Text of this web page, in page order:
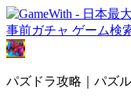
事前ガチャ ゲーム検
パズドラ攻略｜パズ